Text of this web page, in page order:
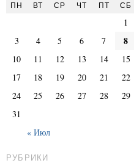
ПН
ВТ СР ЧТ ПТ СБ
« Июл
1
3
4 5 6 7 8
10
11 12 13 14 15
17
18 19 20 21 22
24
25 26 27 28 29
31
РУБРИКИ